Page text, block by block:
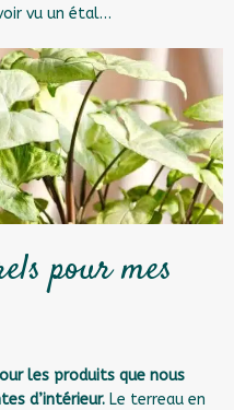
vu un étal…
pour mes
les produits que nous
d’intérieur. Le terreau en